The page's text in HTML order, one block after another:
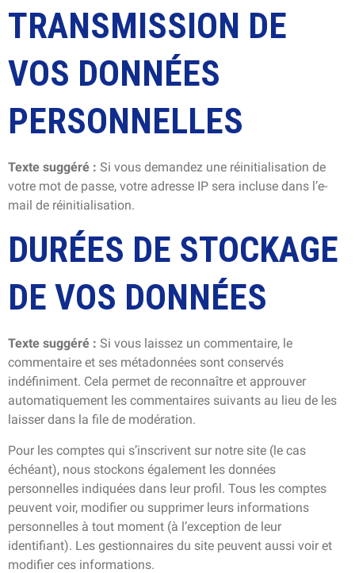
TRANSMISSION DE
VOS DONNÉES
PERSONNELLES
Texte suggéré : Si vous demandez une réinitialisation de
votre mot de passe, votre adresse IP sera incluse dans l’e-
mail de réinitialisation.
DURÉES DE STOCKAGE
DE VOS DONNÉES
Texte suggéré : Si vous laissez un commentaire, le
commentaire et ses métadonnées sont conservés
indéfiniment. Cela permet de reconnaître et approuver
automatiquement les commentaires suivants au lieu de les
laisser dans la file de modération.
Pour les comptes qui s’inscrivent sur notre site (le cas
échéant), nous stockons également les données
personnelles indiquées dans leur profil. Tous les comptes
peuvent voir, modifier ou supprimer leurs informations
personnelles à tout moment (à l’exception de leur
identifiant). Les gestionnaires du site peuvent aussi voir et
modifier ces informations.